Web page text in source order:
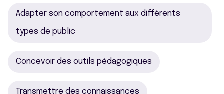
Adapter son comportement aux différents
types de public
Concevoir des outils pédagogiques
Transmettre des connaissances